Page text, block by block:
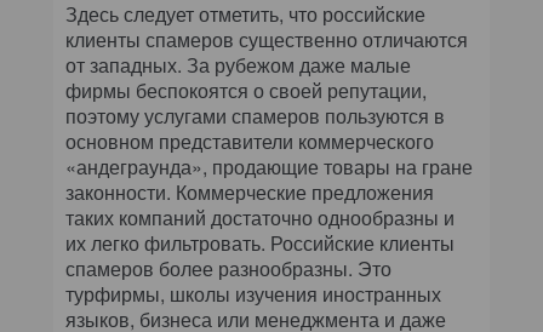
Здесь следует отметить, что российские
клиенты спамеров существенно отличаются
от западных. За рубежом даже малые
фирмы беспокоятся о своей репутации,
поэтому услугами спамеров пользуются в
основном представители коммерческого
«андеграунда», продающие товары на гране
законности. Коммерческие предложения
таких компаний достаточно однообразны и
их легко фильтровать. Российские клиенты
спамеров более разнообразны. Это
турфирмы, школы изучения иностранных
языков, бизнеса или менеджмента и даже